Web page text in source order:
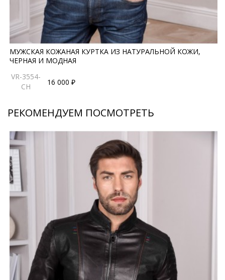
МУЖСКАЯ КОЖАНАЯ КУРТКА ИЗ НАТУРАЛЬНОЙ КОЖИ,
ЧЕРНАЯ И МОДНАЯ
VR-3554-
CH
16 000 ₽
РЕКОМЕНДУЕМ ПОСМОТРЕТЬ